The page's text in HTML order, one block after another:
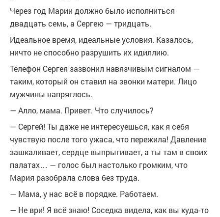
Через год Марии должно было исполниться
двадцать семь, а Сергею — тридцать.
Идеальное время, идеальные условия. Казалось,
ничто не способно разрушить их идиллию.
Телефон Сергея зазвонил навязчивым сигналом —
таким, который он ставил на звонки матери. Лицо
мужчины напряглось.
— Алло, мама. Привет. Что случилось?
— Сергей! Ты даже не интересуешься, как я себя
чувствую после того ужаса, что пережила! Давление
зашкаливает, сердце выпрыгивает, а ты там в своих
палатах… — голос был настолько громким, что
Мария разобрала слова без труда.
— Мама, у нас всё в порядке. Работаем.
— Не ври! Я всё знаю! Соседка видела, как вы куда-то